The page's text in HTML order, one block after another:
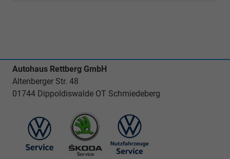
Autohaus Rettberg GmbH
Altenberger Str. 48
01744 Dippoldiswalde OT Schmiedeberg